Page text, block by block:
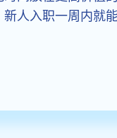
人入职一周内就